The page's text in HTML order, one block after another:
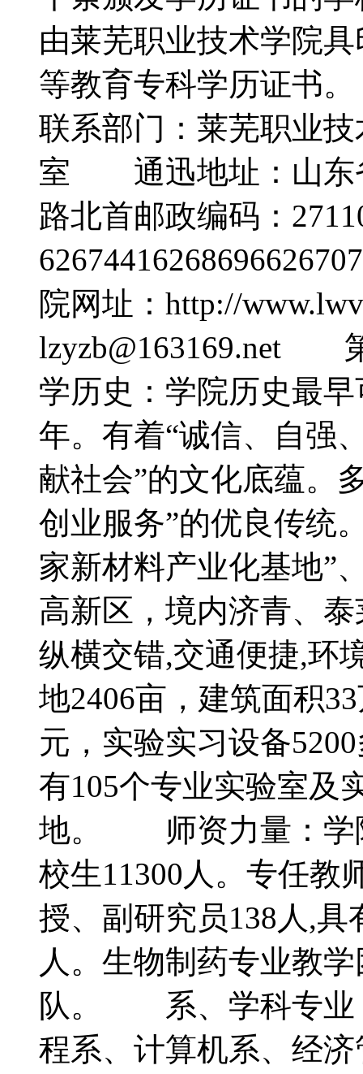
由莱芜职业技术学院
等教育专科学历证
联系部门：莱芜职业
室 通迅地址：山东
路北首邮政编码：
院网址：http://
lzyzb@163169.net
学历史：学院历史最
年。有着“诚信、自强
献社会”的文化底蕴。
创业服务”的优良传
家新材料产业化基地”
高新区，境内济青、
纵横交错,交通便捷,
地2406亩，建筑面积
元，实验实习设备
有105个专业实验室及
地。 师资力量：学
校生11300人。专任教
授、副研究员138人,
人。生物制药专业教
队。 系、学科专业
程系、计算机系、经